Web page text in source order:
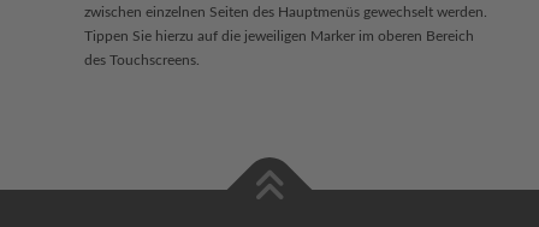
zwischen einzelnen Seiten des Hauptmenüs gewechselt werden.
Tippen Sie hierzu auf die jeweiligen Marker im oberen Bereich
des Touchscreens.